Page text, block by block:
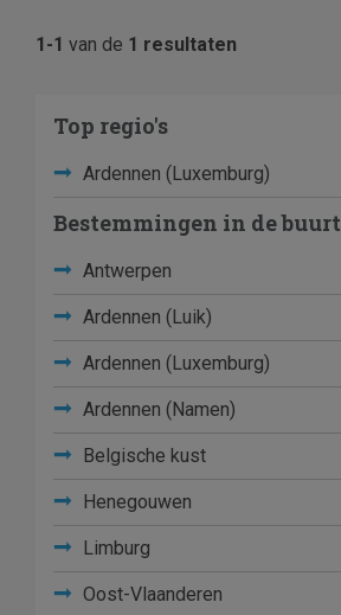
1-1 van de 1 resultaten
Top regio's
Ardennen (Luxemburg)
Bestemmingen in de buurt
Antwerpen
Ardennen (Luik)
Ardennen (Luxemburg)
Ardennen (Namen)
Belgische kust
Henegouwen
Limburg
Oost-Vlaanderen